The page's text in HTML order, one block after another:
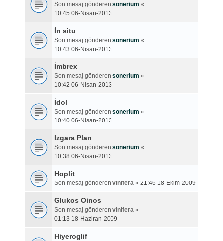
Son mesaj gönderen sonerium «
10:45 06-Nisan-2013
İn situ
Son mesaj gönderen sonerium «
10:43 06-Nisan-2013
İmbrex
Son mesaj gönderen sonerium «
10:42 06-Nisan-2013
İdol
Son mesaj gönderen sonerium «
10:40 06-Nisan-2013
Izgara Plan
Son mesaj gönderen sonerium «
10:38 06-Nisan-2013
Hoplit
Son mesaj gönderen vinifera« 21:46 18-Ekim-2009
Glukos Oinos
Son mesaj gönderen vinifera«
01:13 18-Haziran-2009
Hiyeroglif